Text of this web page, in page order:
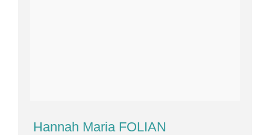
Hannah Maria FOLIAN